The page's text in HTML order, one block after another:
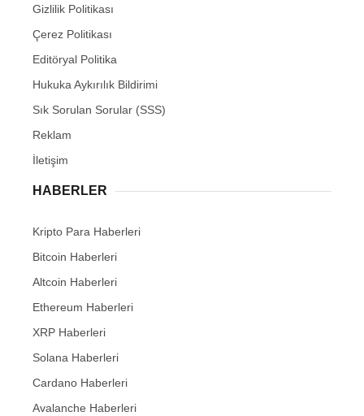
Gizlilik Politikası
Çerez Politikası
Editöryal Politika
Hukuka Aykırılık Bildirimi
Sık Sorulan Sorular (SSS)
Reklam
İletişim
HABERLER
Kripto Para Haberleri
Bitcoin Haberleri
Altcoin Haberleri
Ethereum Haberleri
XRP Haberleri
Solana Haberleri
Cardano Haberleri
Avalanche Haberleri